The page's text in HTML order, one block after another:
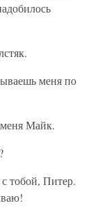
меня по
Майк.
тобой, Питер.